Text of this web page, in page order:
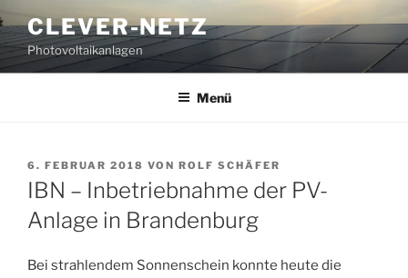
Zum
Inhalt
springen
CLEVER-NETZ
Photovoltaikanlagen
Menü
VERÖFFENTLICHT
AM
6. FEBRUAR 2018 VON ROLF SCHÄFER
IBN – Inbetriebnahme der PV-
Anlage in Brandenburg
Bei strahlendem Sonnenschein konnte heute die